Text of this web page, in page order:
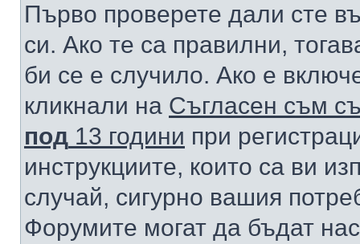
Първо проверете дали сте
си. Ако те са правилни,
би се е случило. Ако е
кликнали на Съгласен съм
под 13 години при
инструкциите, които са ви
случай, сигурно вашия
Форумите могат да бъдат